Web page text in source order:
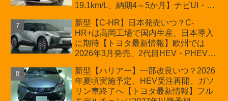
19.1km/L、納期4～5か月】ナビUI・冬
カーオブザイヤーとJNCAP大賞受賞後
も残る注意点
新型【C-HR】日本発売いつ？C-
HR+は高岡工場で国内生産、日本導入
に期待【トヨタ最新情報】欧州では
2026年3月発売、2代目HEV・PHEVは
新型【ハリアー】一部改良いつ？2026
年夏頃実施予定、HEV受注再開、ガソ
リン車終了へ【トヨタ最新情報】フル